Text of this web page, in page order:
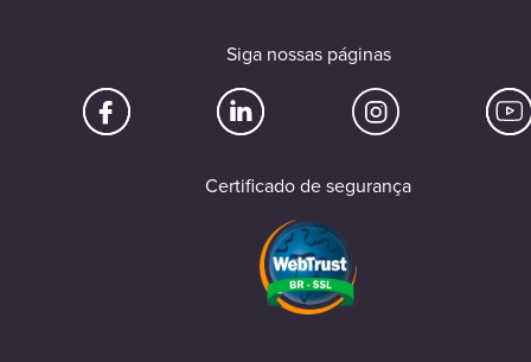
Siga nossas páginas
Certificado de segurança